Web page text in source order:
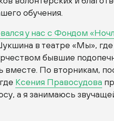
обучения.
у нас с Фондом
в театре «Мы», где
бывшие
вместе. По вторникам,
Ксения Правосудова
а я занимаюсь